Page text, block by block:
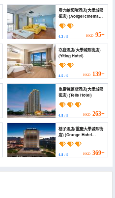
奧力給影院酒店(大學城熙
街店) (Aoligei cinema
Hotel)
4.3/ 5 HKD 95+
亦庭酒店(大學城熙街店)
(Yiting Hotel)
4.5/ 5 HKD 139+
重慶特麗斯酒店(大學城熙
街店) (Telis Hotel)
4.8/ 5 HKD 263+
桔子酒店(重慶大學城熙街
店) (Orange Hotel
(Chongqing University
Town Xijie))
4.8/ 5 HKD 369+